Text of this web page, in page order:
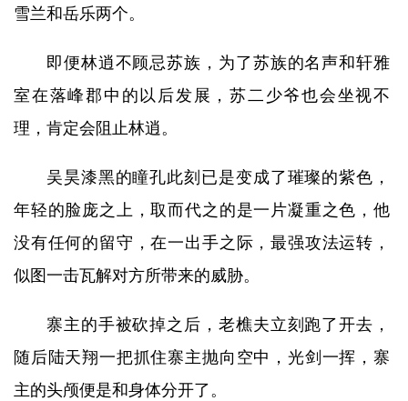
雪兰和岳乐两个。
即便林逍不顾忌苏族，为了苏族的名声和轩雅
室在落峰郡中的以后发展，苏二少爷也会坐视不
理，肯定会阻止林逍。
吴昊漆黑的瞳孔此刻已是变成了璀璨的紫色，
年轻的脸庞之上，取而代之的是一片凝重之色，他
没有任何的留守，在一出手之际，最强攻法运转，
似图一击瓦解对方所带来的威胁。
寨主的手被砍掉之后，老樵夫立刻跑了开去，
随后陆天翔一把抓住寨主抛向空中，光剑一挥，寨
主的头颅便是和身体分开了。